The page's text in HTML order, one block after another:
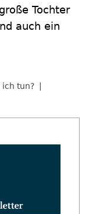
Tochter
auch ein
ich tun?